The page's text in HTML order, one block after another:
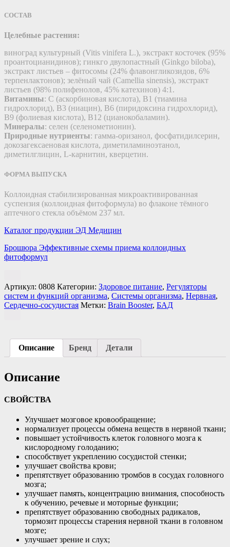
СОСТАВ
Целебные растения:
виноград культурный (Vitis vinifera L.), экстракт косточек (95%
проантоцианидинов); гинкго двулопастный (Ginkgo biloba),
экстракт листьев – фитосомы (24% флавонгликозидов, 6%
терпенлактонов); зелёный чай (Camellia sinensis), экстракт
листьев (98% полифенолов, 45% катехинов) 4:1.
Витамины: С (аскорбиновая кислота), B1 (тиамина
гидрохлорид), B3 (ниацин), B6 (пиридоксина гидрохлорид),
B9 (фолиевая кислота), B12 (цианокобаламин).
Минералы: селен (селенометионин).
Природные нутриенты: гамма-оризанол, фосфатидилсерин,
докозагексаеновая кислота, диметиламиноэтанол,
диметилглицин, L-карнитин, кверцетин.
ФОРМА ВЫПУСКА
Коллоидная стабилизированная микроактивированная
суспензия (коллоидная фитоформула) во флаконе тёмного
аптечного стекла объёмом 237 мл.
Каталог продукции ЭД Медицин
Брошюра Эффективные схемы приема коллоидных
фитоформул
Артикул: 0808 Категории: Здоровое питание, Регуляторы
систем и функций организма, Системы организма, Нервная,
Сердечно-сосудистая Метки: Brain Booster, БАД
Описание Бренд Детали
Описание
СВОЙСТВА
Улучшает мозговое кровообращение;
нормализует процессы обмена веществ в нервной ткани;
повышает устойчивость клеток головного мозга к
кислородному голоданию;
способствует укреплению сосудистой стенки;
улучшает свойства крови;
препятствует образованию тромбов в сосудах головного
мозга;
улучшает память, концентрацию внимания, способность
к обучению, речевые и моторные функции;
препятствует образованию свободных радикалов,
тормозит процессы старения нервной ткани в головном
мозге;
улучшает зрение и слух;